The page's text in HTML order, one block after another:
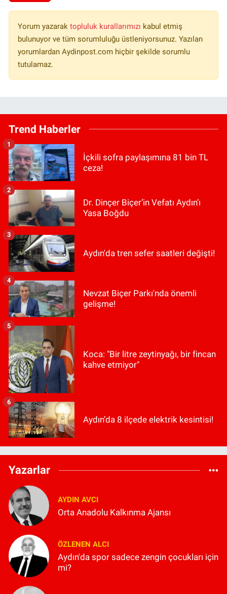
Yorum yazarak topluluk kurallarımızı kabul etmiş
bulunuyor ve tüm sorumluluğu üstleniyorsunuz. Yazılan
yorumlardan Aydinpost.com hiçbir şekilde sorumlu
tutulamaz.
Trend Haberler
İçkili sofra paylaşımına 81 bin TL
ceza!
1
Dr. Dinçer Biçer’in Vefatı Aydın’ı
Yasa Boğdu
2
Aydın'da tren sefer saatleri değişti!
3
Nevzat Biçer Parkı'nda önemli
gelişme!
4
Koca: "Bir litre zeytinyağı, bir fincan
kahve etmiyor"
5
Aydın’da 8 ilçede elektrik kesintisi!
6
Yazarlar
AYDIN AVCI
Orta Anadolu Kalkınma Ajansı
ÖZLENEN ALCI
Aydın'da spor sadece zengin çocukları için
mi?